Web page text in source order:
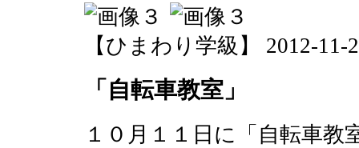
【ひまわり学級】 2012-11-
「自転車教室」
１０月１１日に「自転車教